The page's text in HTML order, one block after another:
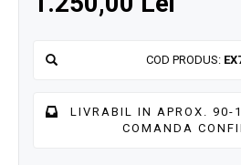
COD PRODUS:
LIVRABIL IN APROX. 90-
COMANDA